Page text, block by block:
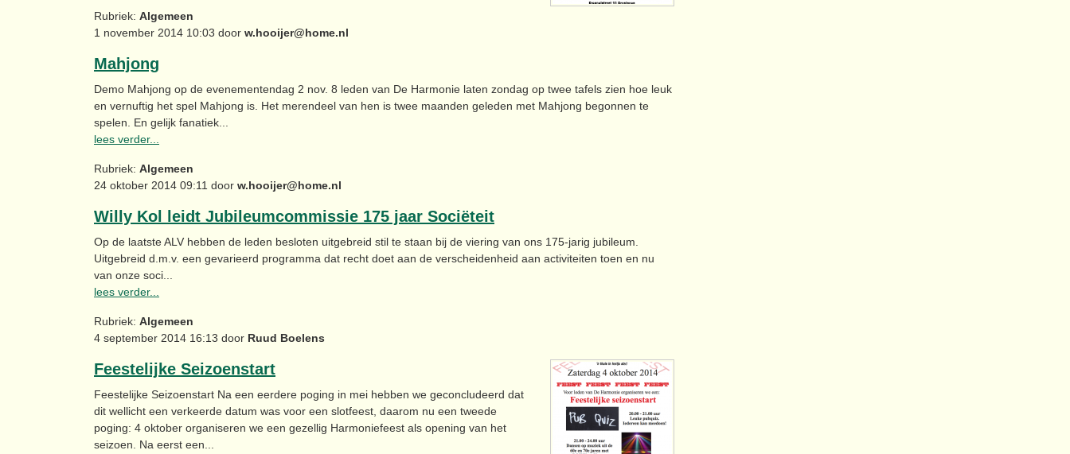
Rubriek: Algemeen
1 november 2014 10:03 door w.hooijer@home.nl
Mahjong
Demo Mahjong op de evenementendag 2 nov. 8 leden van De Harmonie laten zondag op twee tafels zien hoe leuk
en vernuftig het spel Mahjong is. Het merendeel van hen is twee maanden geleden met Mahjong begonnen te
spelen. En gelijk fanatiek...
lees verder...
Rubriek: Algemeen
24 oktober 2014 09:11 door w.hooijer@home.nl
Willy Kol leidt Jubileumcommissie 175 jaar Sociëteit
Op de laatste ALV hebben de leden besloten uitgebreid stil te staan bij de viering van ons 175-jarig jubileum.
Uitgebreid d.m.v. een gevarieerd programma dat recht doet aan de verscheidenheid aan activiteiten toen en nu
van onze soci...
lees verder...
Rubriek: Algemeen
4 september 2014 16:13 door Ruud Boelens
Feestelijke Seizoenstart
Feestelijke Seizoenstart Na een eerdere poging in mei hebben we geconcludeerd dat
dit wellicht een verkeerde datum was voor een slotfeest, daarom nu een tweede
poging: 4 oktober organiseren we een gezellig Harmoniefeest als opening van het
seizoen. Na eerst een...